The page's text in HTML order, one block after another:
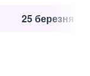
25 березня